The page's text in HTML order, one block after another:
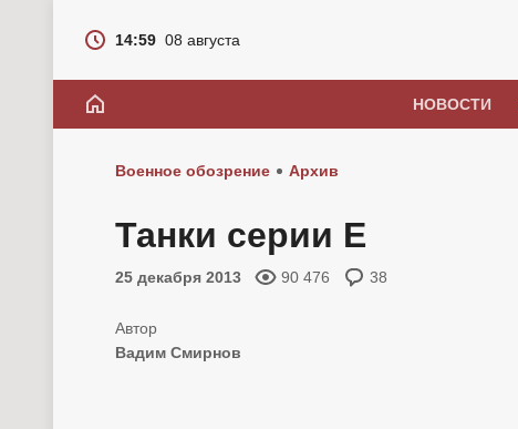
14:59 08 августа
НОВОСТИ
Военное обозрение Архив
Танки серии Е
25 декабря 2013 90 476 38
Вадим Смирнов